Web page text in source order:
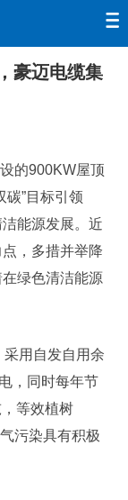
豪迈电缆集
的900KW屋顶
碳”目标引领
能源发展。近
，多措并举降
绿色清洁能源
用自发自用余
，同时每年节
等效植树
污染具有积极